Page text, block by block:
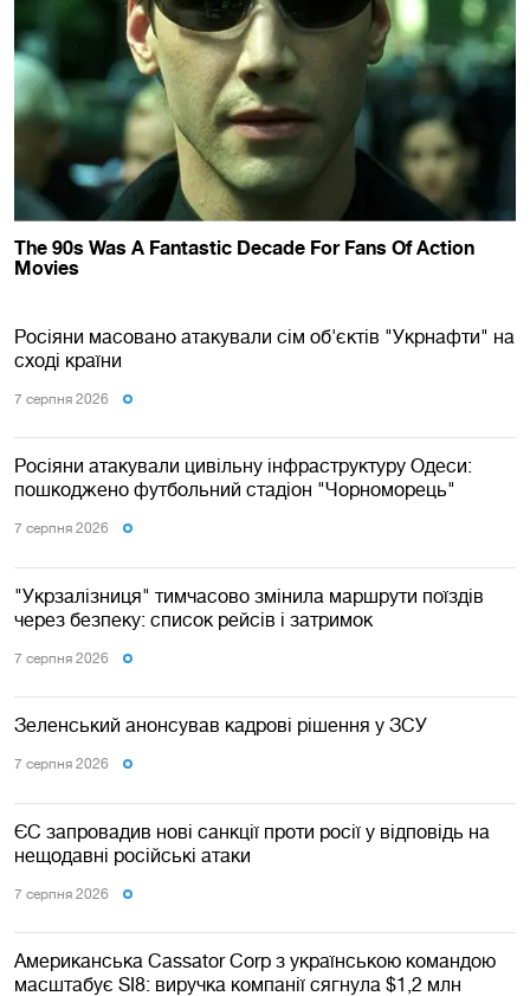
Росіяни масовано атакували сім об'єктів "Укрнафти" на
сході країни
7 серпня 2026
Росіяни атакували цивільну інфраструктуру Одеси:
пошкоджено футбольний стадіон "Чорноморець"
7 серпня 2026
"Укрзалізниця" тимчасово змінила маршрути поїздів
через безпеку: список рейсів і затримок
7 серпня 2026
Зеленський анонсував кадрові рішення у ЗСУ
7 серпня 2026
ЄС запровадив нові санкції проти росії у відповідь на
нещодавні російські атаки
7 серпня 2026
Американська Cassator Corp з українською командою
масштабує SI8: виручка компанії сягнула $1,2 млн